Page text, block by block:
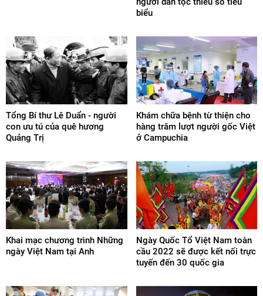
biểu
Tổng Bí thư Lê Duẩn - người
con ưu tú của quê hương
Quảng Trị
Khám chữa bệnh từ thiện cho
hàng trăm lượt người gốc Việt
ở Campuchia
Khai mạc chương trình Những
ngày Việt Nam tại Anh
Ngày Quốc Tổ Việt Nam toàn
cầu 2022 sẽ được kết nối trực
tuyến đến 30 quốc gia